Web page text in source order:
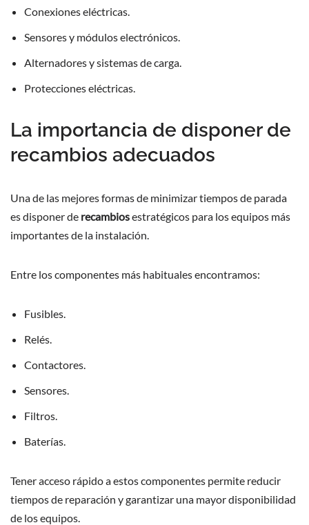
Conexiones eléctricas.
Sensores y módulos electrónicos.
Alternadores y sistemas de carga.
Protecciones eléctricas.
La importancia de disponer de
recambios adecuados
Una de las mejores formas de minimizar tiempos de parada
es disponer de recambiosestratégicos para los equipos más
importantes de la instalación.
Entre los componentes más habituales encontramos:
Fusibles.
Relés.
Contactores.
Sensores.
Filtros.
Baterías.
Tener acceso rápido a estos componentes permite reducir
tiempos de reparación y garantizar una mayor disponibilidad
de los equipos.